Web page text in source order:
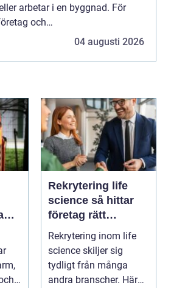
arbetar i en byggnad. För
och
är det ofta den snabbaste
04 augusti 2026
Rekrytering life
science så hittar
företag rätt
kompetens när
kraven är som
högst
Rekrytering inom life
science skiljer sig
tydligt från många
andra branscher. Här